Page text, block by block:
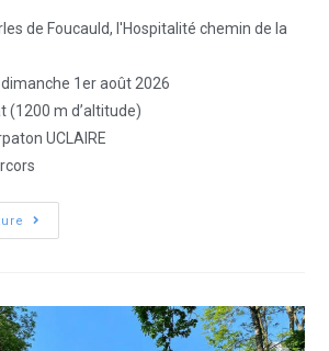
de Foucauld, l'Hospitalité chemin de la
1er août 2026
(1200 m d’altitude)
UCLAIRE